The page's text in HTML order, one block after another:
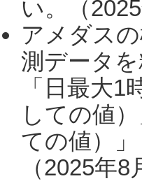
い。（
アメダス
測データ
「日最大
しての値
ての値）
（2025年8